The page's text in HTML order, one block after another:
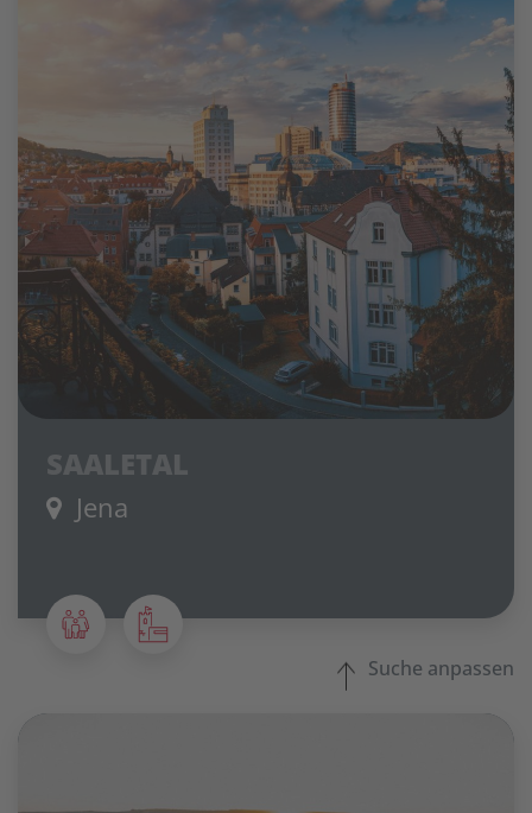
SAALETAL
Jena
Suche anpassen